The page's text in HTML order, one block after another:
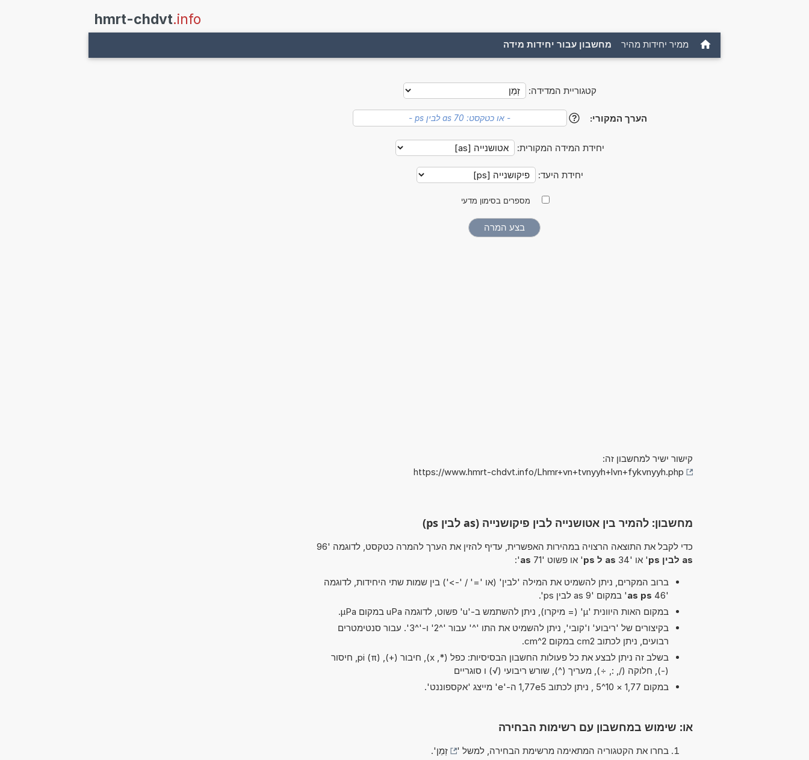
hmrt-chdvt.info
ממיר יחידות מהיר מחשבון עבור יחידות מידה
קטגוריית המדידה:
הערך המקורי: ?
יחידת המידה המקורית:
יחידת היעד:
מספרים בסימון מדעי
קישור ישיר למחשבון זה:
https://www.hmrt-chdvt.info/Lhmr+vn+tvnyyh+lvn+fykvnyyh.php
מחשבון: להמיר בין אטושנייה לבין פיקושנייה (as לבין ps)
כדי לקבל את התוצאה הרצויה במהירות האפשרית, עדיף להזין את הערך להמרה כטקסט, לדוגמה '96
as לבין ps
' או '34 as ל ps ' או פשוט '71 as
':
ברוב המקרים, ניתן להשמיט את המילה 'לבין' (או '=' / '->') בין שמות שתי היחידות, לדוגמה
'46
as ps' במקום '9 as לבין ps'.
במקום האות היוונית 'µ' (= מיקרו), ניתן להשתמש ב-'u' פשוט, לדוגמה uPa במקום µPa.
בקיצורים של 'ריבוע' ו'קובי', ניתן להשמיט את התו '^' עבור '^2' ו-'^3'. עבור סנטימטרים
רבועים, ניתן לכתוב cm2 במקום cm^2.
בשלב זה ניתן לבצע את כל פעולות החשבון הבסיסיות: כפל (*, x), חיבור (+), pi (π), חיסור
(-), חלוקה (/, :, ÷), מעריך (^), שורש ריבועי (√) ו סוגריים
במקום 1,77 × 10^5 , ניתן לכתוב 1,77e5 ה-'e' מייצג 'אקספוננט'.
או: שימוש במחשבון עם רשימות הבחירה
בחרו את הקטגוריה המתאימה מרשימת הבחירה, למשל ' זְמַן'.